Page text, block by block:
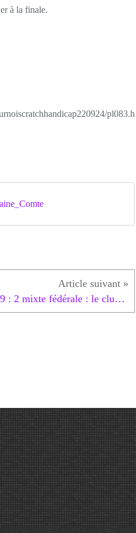
à la finale.
pl083.h
29/09 : 2 mixte fédérale : le club reçu 5/6 !